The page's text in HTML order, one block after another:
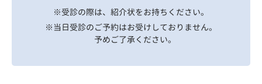
※受診の際は、紹介状をお持ちください。
※当日受診のご予約はお受けしておりません。
予めご了承ください。